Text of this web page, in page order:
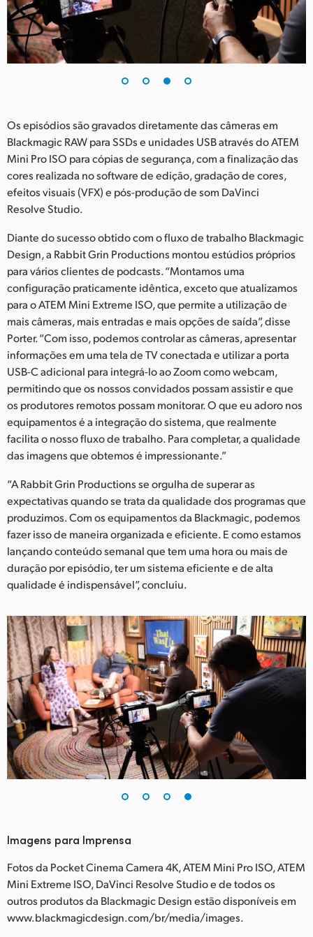
Os episódios são gravados diretamente das câmeras em
Blackmagic RAW para SSDs e unidades USB através do ATEM
Mini Pro ISO para cópias de segurança, com a finalização das
cores realizada no software de edição, gradação de cores,
efeitos visuais (VFX) e pós-produção de som DaVinci
Resolve Studio.
Diante do sucesso obtido com o fluxo de trabalho Blackmagic
Design, a Rabbit Grin Productions montou estúdios próprios
para vários clientes de podcasts. “Montamos uma
configuração praticamente idêntica, exceto que atualizamos
para o ATEM Mini Extreme ISO, que permite a utilização de
mais câmeras, mais entradas e mais opções de saída”, disse
Porter. “Com isso, podemos controlar as câmeras, apresentar
informações em uma tela de TV conectada e utilizar a porta
USB-C adicional para integrá-lo ao Zoom como webcam,
permitindo que os nossos convidados possam assistir e que
os produtores remotos possam monitorar. O que eu adoro nos
equipamentos é a integração do sistema, que realmente
facilita o nosso fluxo de trabalho. Para completar, a qualidade
das imagens que obtemos é impressionante.”
“A Rabbit Grin Productions se orgulha de superar as
expectativas quando se trata da qualidade dos programas que
produzimos. Com os equipamentos da Blackmagic, podemos
fazer isso de maneira organizada e eficiente. E como estamos
lançando conteúdo semanal que tem uma hora ou mais de
duração por episódio, ter um sistema eficiente e de alta
qualidade é indispensável”, concluiu.
Imagens para Imprensa
Fotos da Pocket Cinema Camera 4K, ATEM Mini Pro ISO, ATEM
Mini Extreme ISO, DaVinci Resolve Studio e de todos os
outros produtos da Blackmagic Design estão disponíveis em
www.blackmagicdesign.com/br/media/images.